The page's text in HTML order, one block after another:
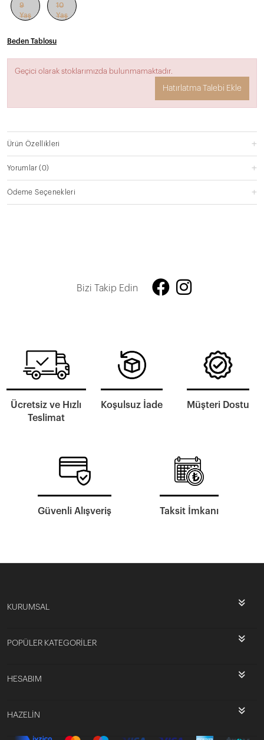
9
Yaş
10
Yaş
Beden Tablosu
Geçici olarak stoklarımızda bulunmamaktadır.
Hatırlatma Talebi Ekle
Ürün Özellikleri
Yorumlar(0)
Ödeme Seçenekleri
Bizi Takip Edin
Ücretsiz ve Hızlı
Teslimat
Koşulsuz İade Müşteri Dostu
Güvenli Alışveriş Taksit İmkanı
KURUMSAL
POPÜLER KATEGORİLER
HESABIM
HAZELİN